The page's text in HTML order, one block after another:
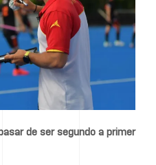
de ser segundo a primer